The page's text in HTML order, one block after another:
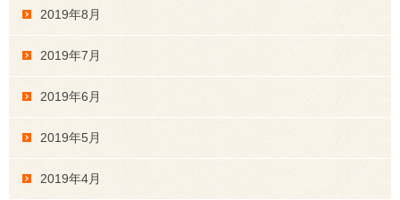
2019年8月
2019年7月
2019年6月
2019年5月
2019年4月